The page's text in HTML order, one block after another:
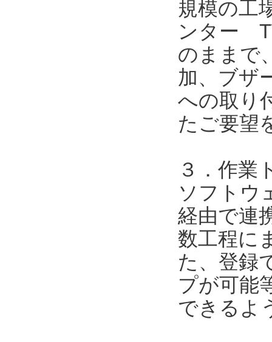
規模の工
ンター
のままで
加、ブザ
への取り
たご要望
３．作業
ソフトウ
経由で連
数工程に
た、登録
プが可能
できるよ